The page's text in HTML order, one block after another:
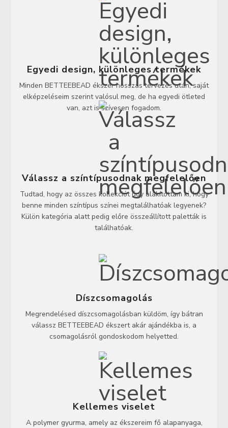
Egyedi design, különleges termékek
Minden BETTEEBEAD ékszer hosszas tervezés után, saját
elképzeléseim szerint valósul meg, de ha egyedi ötleted
van, azt is szívesen fogadom.
Válassz a színtípusodnak megfelelően
Tudtad, hogy az összes kollekciót úgy alakítottam ki, hogy
benne minden színtípus színei megtalálhatóak legyenek?
Külön kategória alatt pedig előre összeállított paletták is
találhatóak.
Díszcsomagolás
Megrendelésed díszcsomagolásban küldöm, így bátran
válassz BETTEEBEAD ékszert akár ajándékba is, a
csomagolásról gondoskodom helyetted.
Kellemes viselet
A polymer gyurma, amely az ékszereim fő alapanyaga,